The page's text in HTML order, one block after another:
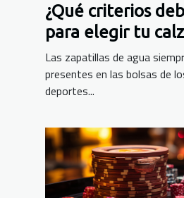
¿Qué criterios
para elegir tu
acuático?
Las zapatillas de agua
presentes en las bolsas de
deportes...